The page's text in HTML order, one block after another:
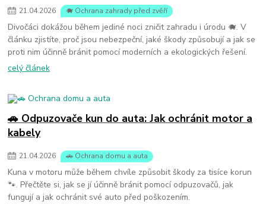
21.04.2026 🐗 Ochrana zahrady před zvěří
Divočáci dokážou během jediné noci zničit zahradu i úrodu 🐗. V
článku zjistíte, proč jsou nebezpeční, jaké škody způsobují a jak se
proti nim účinně bránit pomocí moderních a ekologických řešení.
celý článek
🚗 Odpuzovače kun do auta: Jak ochránit motor a
kabely
21.04.2026 🚗 Ochrana domu a auta
Kuna v motoru může během chvíle způsobit škody za tisíce korun
🐾. Přečtěte si, jak se jí účinně bránit pomocí odpuzovačů, jak
fungují a jak ochránit své auto před poškozením.